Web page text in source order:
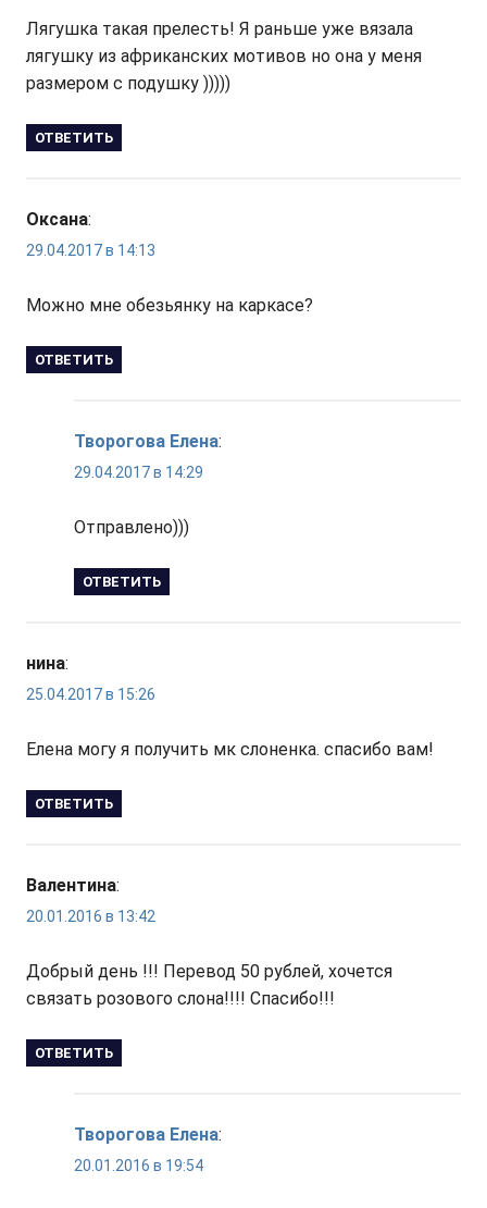
Лягушка такая прелесть! Я раньше уже вязала
лягушку из африканских мотивов но она у меня
размером с подушку )))))
ОТВЕТИТЬ
Оксана:
29.04.2017 в 14:13
Можно мне обезьянку на каркасе?
ОТВЕТИТЬ
Творогова Елена:
29.04.2017 в 14:29
Отправлено)))
ОТВЕТИТЬ
нина:
25.04.2017 в 15:26
Елена могу я получить мк слоненка. спасибо вам!
ОТВЕТИТЬ
Валентина:
20.01.2016 в 13:42
Добрый день !!! Перевод 50 рублей, хочется
связать розового слона!!!! Спасибо!!!
ОТВЕТИТЬ
Творогова Елена:
20.01.2016 в 19:54